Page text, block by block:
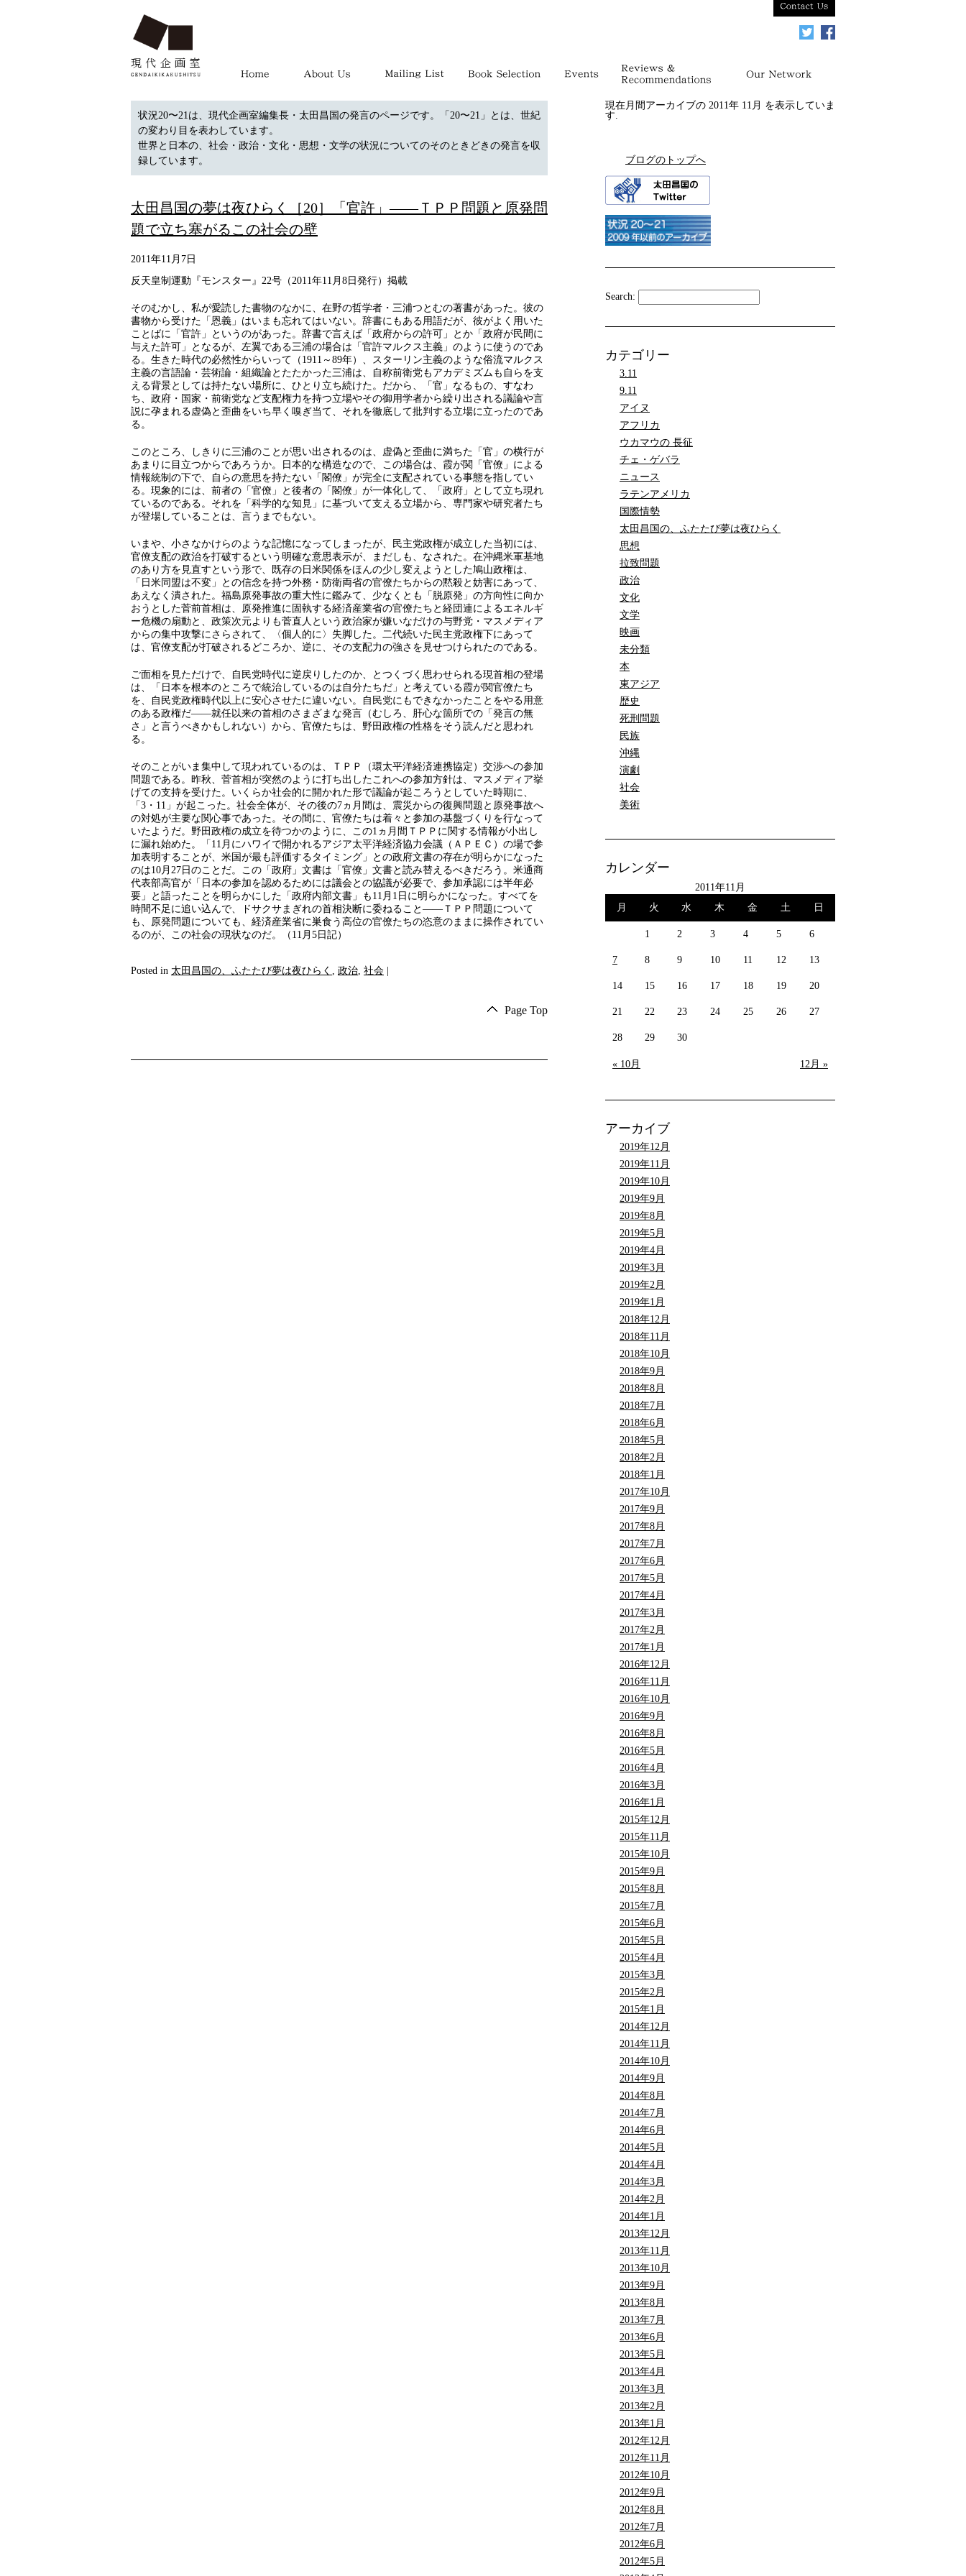
状況20〜21は、現代企画室編集長・太田昌国の発言のページです。「20〜21」とは、世紀
の変わり目を表わしています。
世界と日本の、社会・政治・文化・思想・文学の状況についてのそのときどきの発言を収
録しています。
太田昌国の夢は夜ひらく［20］「官許」――ＴＰＰ問題と原発問
題で立ち塞がるこの社会の壁
2011年11月7日
反天皇制運動『モンスター』22号（2011年11月8日発行）掲載
そのむかし、私が愛読した書物のなかに、在野の哲学者・三浦つとむの著書があった。彼の
書物から受けた「恩義」はいまも忘れてはいない。辞書にもある用語だが、彼がよく用いた
ことばに「官許」というのがあった。辞書で言えば「政府からの許可」とか「政府が民間に
与えた許可」となるが、左翼である三浦の場合は「官許マルクス主義」のように使うのであ
る。生きた時代の必然性からいって（1911～89年）、スターリン主義のような俗流マルクス
主義の言語論・芸術論・組織論とたたかった三浦は、自称前衛党もアカデミズムも自らを支
える背景としては持たない場所に、ひとり立ち続けた。だから、「官」なるもの、すなわ
ち、政府・国家・前衛党など支配権力を持つ立場やその御用学者から繰り出される議論や言
説に孕まれる虚偽と歪曲をいち早く嗅ぎ当て、それを徹底して批判する立場に立ったのであ
る。
このところ、しきりに三浦のことが思い出されるのは、虚偽と歪曲に満ちた「官」の横行が
あまりに目立つからであろうか。日本的な構造なので、この場合は、霞が関「官僚」による
情報統制の下で、自らの意思を持たない「閣僚」が完全に支配されている事態を指してい
る。現象的には、前者の「官僚」と後者の「閣僚」が一体化して、「政府」として立ち現れ
ているのである。それを「科学的な知見」に基づいて支える立場から、専門家や研究者たち
が登場していることは、言うまでもない。
いまや、小さなかけらのような記憶になってしまったが、民主党政権が成立した当初には、
官僚支配の政治を打破するという明確な意思表示が、まだしも、なされた。在沖縄米軍基地
のあり方を見直すという形で、既存の日米関係をほんの少し変えようとした鳩山政権は、
「日米同盟は不変」との信念を持つ外務・防衛両省の官僚たちからの黙殺と妨害にあって、
あえなく潰された。福島原発事故の重大性に鑑みて、少なくとも「脱原発」の方向性に向か
おうとした菅前首相は、原発推進に固執する経済産業省の官僚たちと経団連によるエネルギ
ー危機の扇動と、政策次元よりも菅直人という政治家が嫌いなだけの与野党・マスメディア
からの集中攻撃にさらされて、〈個人的に〉失脚した。二代続いた民主党政権下にあって
は、官僚支配が打破されるどころか、逆に、その支配力の強さを見せつけられたのである。
ご面相を見ただけで、自民党時代に逆戻りしたのか、とつくづく思わせられる現首相の登場
は、「日本を根本のところで統治しているのは自分たちだ」と考えている霞が関官僚たち
を、自民党政権時代以上に安心させたに違いない。自民党にもできなかったことをやる用意
のある政権だ――就任以来の首相のさまざまな発言（むしろ、肝心な箇所での「発言の無
さ」と言うべきかもしれない）から、官僚たちは、野田政権の性格をそう読んだと思われ
る。
そのことがいま集中して現われているのは、ＴＰＰ（環太平洋経済連携協定）交渉への参加
問題である。昨秋、菅首相が突然のように打ち出したこれへの参加方針は、マスメディア挙
げての支持を受けた。いくらか社会的に開かれた形で議論が起ころうとしていた時期に、
「3・11」が起こった。社会全体が、その後の7ヵ月間は、震災からの復興問題と原発事故へ
の対処が主要な関心事であった。その間に、官僚たちは着々と参加の基盤づくりを行なって
いたようだ。野田政権の成立を待つかのように、この1ヵ月間ＴＰＰに関する情報が小出し
に漏れ始めた。「11月にハワイで開かれるアジア太平洋経済協力会議（ＡＰＥＣ）の場で参
加表明することが、米国が最も評価するタイミング」との政府文書の存在が明らかになった
のは10月27日のことだ。この「政府」文書は「官僚」文書と読み替えるべきだろう。米通商
代表部高官が「日本の参加を認めるためには議会との協議が必要で、参加承認には半年必
要」と語ったことを明らかにした「政府内部文書」も11月1日に明らかになった。すべてを
時間不足に追い込んで、ドサクサまぎれの首相決断に委ねること――ＴＰＰ問題について
も、原発問題についても、経済産業省に巣食う高位の官僚たちの恣意のままに操作されてい
るのが、この社会の現状なのだ。（11月5日記）
Posted in 太田昌国の、ふたたび夢は夜ひらく , 政治, 社会
Page Top
現在月間アーカイブの 2011年 11月 を表示していま
す.
ブログのトップへ
Search:
カテゴリー
3.11
9.11
アイヌ
アフリカ
ウカマウの 長征
チェ・ゲバラ
ニュース
ラテンアメリカ
国際情勢
太田昌国の、ふたたび夢は夜ひらく
思想
拉致問題
政治
文化
文学
映画
未分類
本
東アジア
歴史
死刑問題
民族
沖縄
演劇
社会
美術
カレンダー
2011年11月
月
火 水 木 金 土 日
« 10月 12月 »
1 2 3 4 5 6
7 8 9 10 11 12 13
14 15 16 17 18 19 20
21 22 23 24 25 26 27
28 29 30
アーカイブ
2019年12月
2019年11月
2019年10月
2019年9月
2019年8月
2019年5月
2019年4月
2019年3月
2019年2月
2019年1月
2018年12月
2018年11月
2018年10月
2018年9月
2018年8月
2018年7月
2018年6月
2018年5月
2018年2月
2018年1月
2017年10月
2017年9月
2017年8月
2017年7月
2017年6月
2017年5月
2017年4月
2017年3月
2017年2月
2017年1月
2016年12月
2016年11月
2016年10月
2016年9月
2016年8月
2016年5月
2016年4月
2016年3月
2016年1月
2015年12月
2015年11月
2015年10月
2015年9月
2015年8月
2015年7月
2015年6月
2015年5月
2015年4月
2015年3月
2015年2月
2015年1月
2014年12月
2014年11月
2014年10月
2014年9月
2014年8月
2014年7月
2014年6月
2014年5月
2014年4月
2014年3月
2014年2月
2014年1月
2013年12月
2013年11月
2013年10月
2013年9月
2013年8月
2013年7月
2013年6月
2013年5月
2013年4月
2013年3月
2013年2月
2013年1月
2012年12月
2012年11月
2012年10月
2012年9月
2012年8月
2012年7月
2012年6月
2012年5月